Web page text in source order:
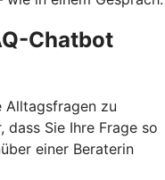
Chatbot
Alltagsfragen zu
dass Sie Ihre Frage so
einer Beraterin